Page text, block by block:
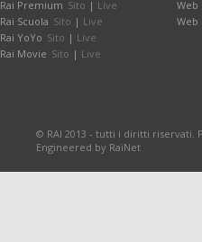
Rai Premium Sito | Live
Rai Scuola Sito | Live
Rai YoYo Sito | Live
Rai Movie Sito | Live
Web
Web
© RAI 2013 - tutti i diritti riservati.
Engineered by RaiNet